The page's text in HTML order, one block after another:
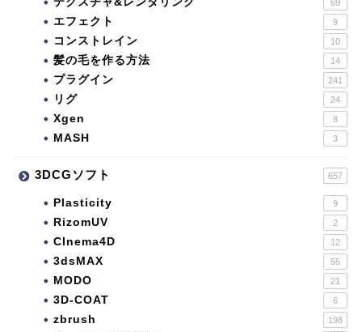
69
エフェクト 9
コンストレイン 10
髪の毛を作る方法 14
プラグイン 241
リグ 24
Xgen 8
MASH 3
3DCGソフト 657
Plasticity 9
RizomUV 2
CInema4D 12
3dsMAX 55
MODO 21
3D-COAT 6
zbrush 198